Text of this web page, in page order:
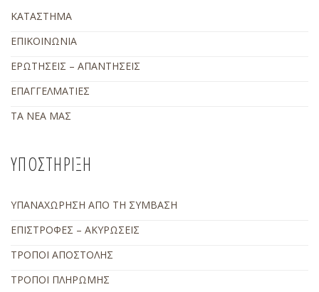
ΚΑΤΑΣΤΗΜΑ
ΕΠΙΚΟΙΝΩΝΙΑ
ΕΡΩΤΗΣΕΙΣ – ΑΠΑΝΤΗΣΕΙΣ
ΕΠΑΓΓΕΛΜΑΤΙΕΣ
ΤΑ ΝΕΑ ΜΑΣ
ΥΠΟΣΤΗΡΙΞΗ
ΥΠΑΝΑΧΩΡΗΣΗ ΑΠΟ ΤΗ ΣΥΜΒΑΣΗ
ΕΠΙΣΤΡΟΦΕΣ – ΑΚΥΡΩΣΕΙΣ
ΤΡΟΠΟΙ ΑΠΟΣΤΟΛΗΣ
ΤΡΟΠΟΙ ΠΛΗΡΩΜΗΣ